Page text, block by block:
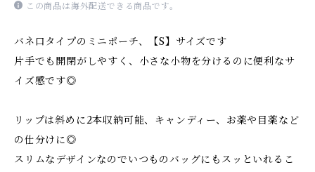
この商品は海外配送できる商品です。
バネ口タイプのミニポーチ、【S】サイズです
片手でも開閉がしやすく、小さな小物を分けるのに便利なサ
イズ感です◎
リップは斜めに2本収納可能、キャンディー、お薬や目薬など
の仕分けに◎
スリムなデザインなのでいつものバッグにもスッといれるこ